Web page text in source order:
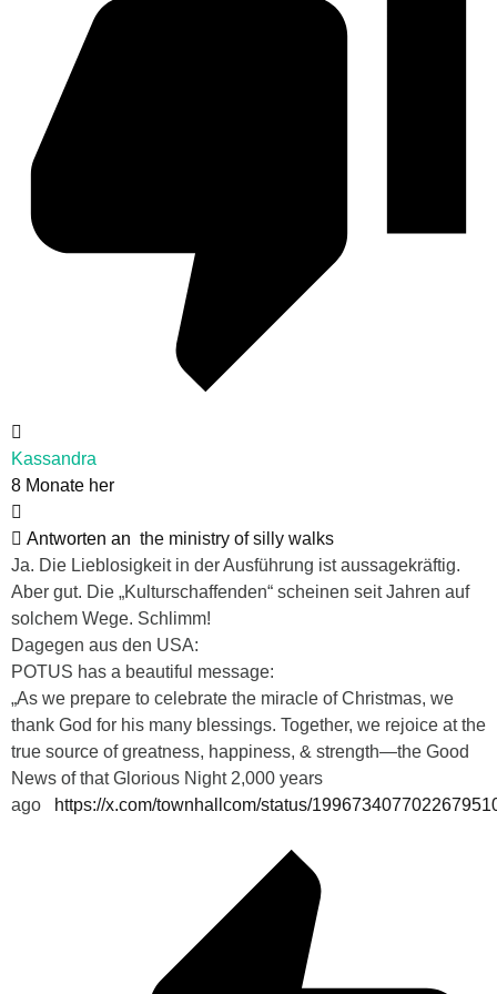
Kassandra
8 Monate her
Antworten an the ministry of silly walks
Ja. Die Lieblosigkeit in der Ausführung ist aussagekräftig.
Aber gut. Die „Kulturschaffenden“ scheinen seit Jahren auf
solchem Wege. Schlimm!
Dagegen aus den USA:
POTUS has a beautiful message:
„As we prepare to celebrate the miracle of Christmas, we
thank God for his many blessings. Together, we rejoice at the
true source of greatness, happiness, & strength—the Good
News of that Glorious Night 2,000 years
ago
https://x.com/townhallcom/status/